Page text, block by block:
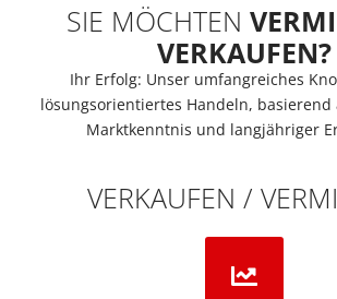
SIE MÖCHTEN
VERKAUFEN?
Ihr Erfolg: Unser umfangreiches
lösungsorientiertes Handeln,
Marktkenntnis und langjähriger
VERKAUFEN /